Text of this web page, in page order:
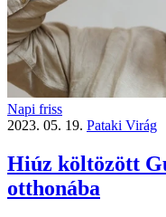
Napi friss
2023. 05. 19. Pataki Virág
Hiúz költözött
otthonába